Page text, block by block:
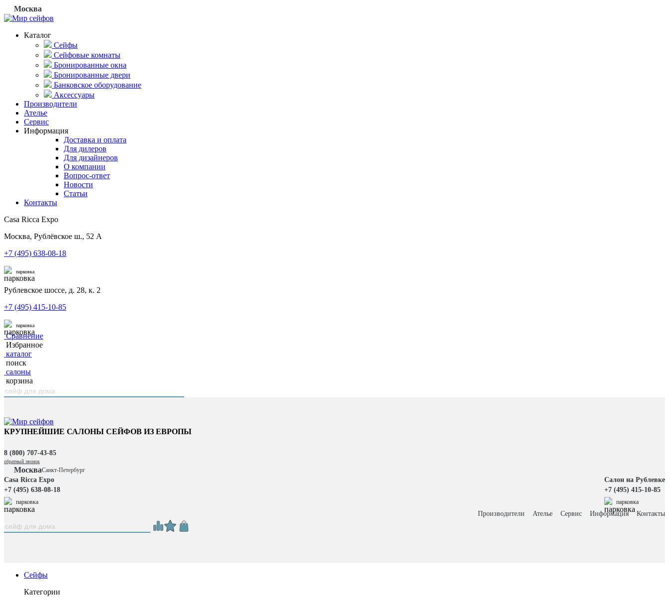
Москва
Каталог
Сейфы
Сейфовые комнаты
Бронированные окна
Бронированные двери
Банковское оборудование
Аксессуары
Производители
Ателье
Сервис
Информация
Доставка и оплата
Для дилеров
Для дизайнеров
О компании
Вопрос-ответ
Новости
Статьи
Контакты
Casa Ricca Expo
Москва, Рублёвское ш., 52 А
+7 (495) 638-08-18
парковка
Рублевское шоссе, д. 28, к. 2
+7 (495) 415-10-85
парковка
Сравнение
Избранное
каталог
поиск
салоны
корзина
КРУПНЕЙШИЕ САЛОНЫ СЕЙФОВ ИЗ ЕВРОПЫ
8 (800) 707-43-85
обратный звонок
МоскваСанкт-Петербург
Casa Ricca Expo
+7 (495) 638-08-18
парковка
Салон на Рублевке
+7 (495) 415-10-85
парковка
Производители Ателье Сервис Информация Контакты
Сейфы
Категории